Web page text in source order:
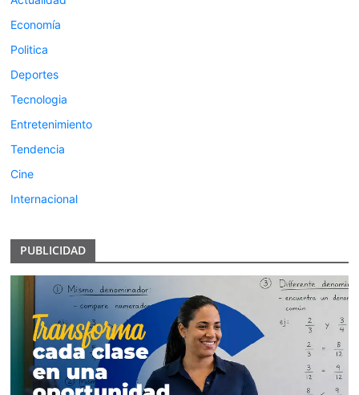
Economía
Politica
Deportes
Tecnologia
Entretenimiento
Tendencia
Cine
Internacional
PUBLICIDAD